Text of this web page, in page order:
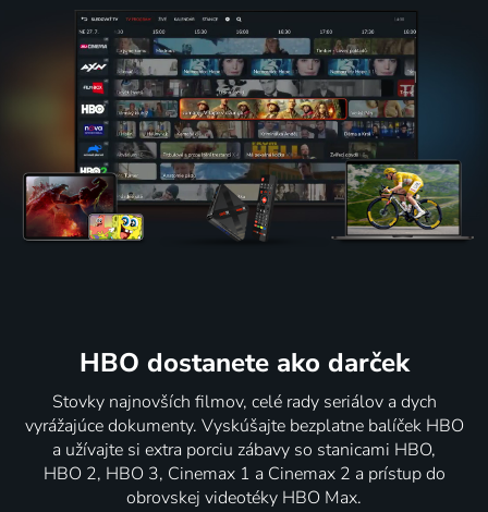
HBO dostanete ako darček
Stovky najnovších filmov, celé rady seriálov a dych
vyrážajúce dokumenty. Vyskúšajte bezplatne balíček HBO
a užívajte si extra porciu zábavy so stanicami HBO,
HBO 2, HBO 3, Cinemax 1 a Cinemax 2 a prístup do
obrovskej videotéky HBO Max.